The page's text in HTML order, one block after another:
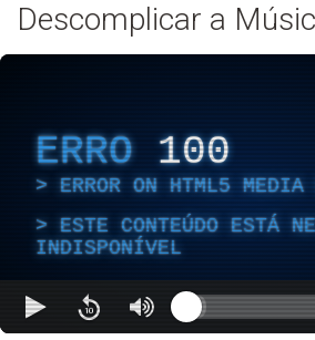
Descomplicar a
ERRO 100
ERROR ON HTML5 MEDIA
ESTE CONTEÚDO ESTÁ
INDISPONÍVEL